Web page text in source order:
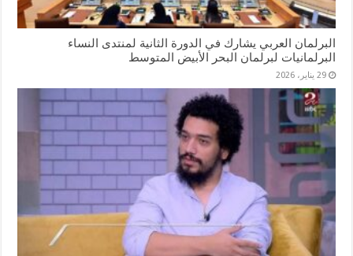
البرلمان العربي يشارك في الدورة الثانية لمنتدى النساء
البرلمانيات لبرلمان البحر الأبيض المتوسط
29 يناير، 2026